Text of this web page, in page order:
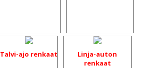
Talvi-ajo renkaat
Linja-auton
renkaat